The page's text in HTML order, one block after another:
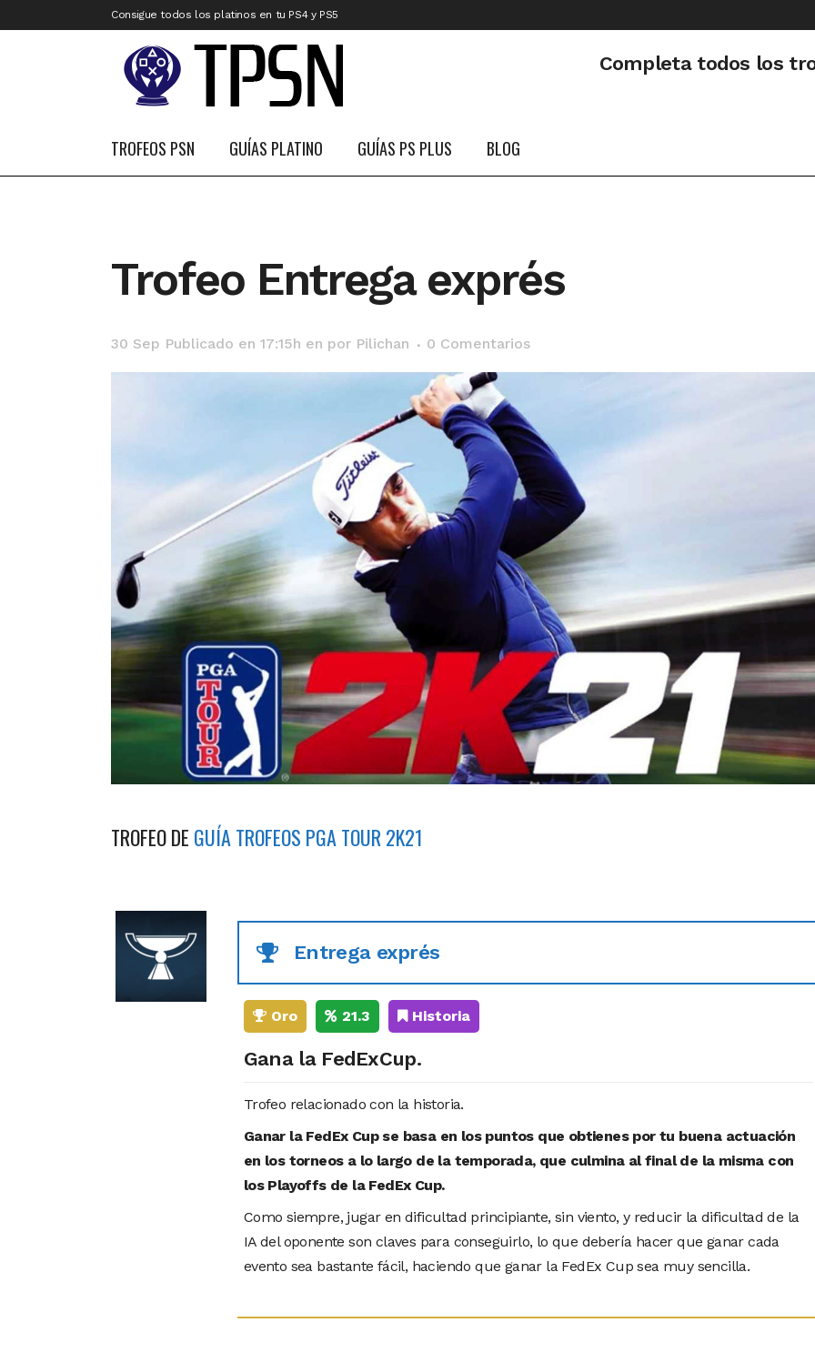
Consigue todos los platinos en tu PS4 y PS5
Completa todos los
TROFEOS PSN GUÍAS PLATINO GUÍAS PS PLUS BLOG
Trofeo Entrega exprés
30 Sep Publicado en 17:15h en por Pilichan 0 Comentarios
TROFEO DE GUÍA TROFEOS PGA TOUR 2K21
Entrega exprés
Oro 21.3 Historia
Gana la FedExCup.
Trofeo relacionado con la historia.
Ganar la FedEx Cup se basa en los puntos que obtienes por tu buena actuación
en los torneos a lo largo de la temporada, que culmina al final de la misma con
los Playoffs de la FedEx Cup.
Como siempre, jugar en dificultad principiante, sin viento, y reducir la dificultad de la
IA del oponente son claves para conseguirlo, lo que debería hacer que ganar cada
evento sea bastante fácil, haciendo que ganar la FedEx Cup sea muy sencilla.